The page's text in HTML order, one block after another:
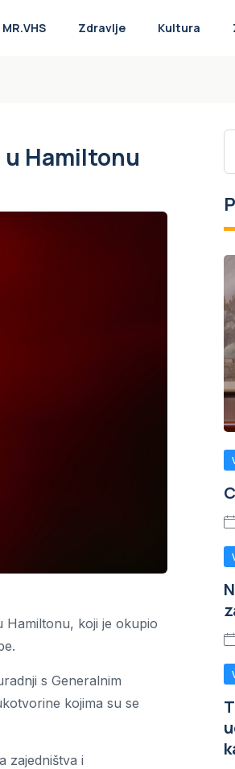
MR.VHS Zdravlje Kultura
Hamiltonu
Hamiltonu, koji je okupio
s Generalnim
kojima su se
zajedništva i